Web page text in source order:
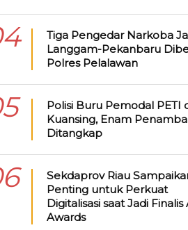
Tiga Pengedar Narkoba
Langgam-Pekanbaru
Polres Pelalawan
Polisi Buru Pemodal PETI
Kuansing, Enam
Ditangkap
Sekdaprov Riau
Penting untuk Perkuat
Digitalisasi saat Jadi Finalis
Awards